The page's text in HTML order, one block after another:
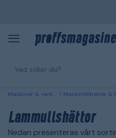
Maskiner & verktyg Maskintillbehör &
Lammullshättor
Nedan presenteras vårt